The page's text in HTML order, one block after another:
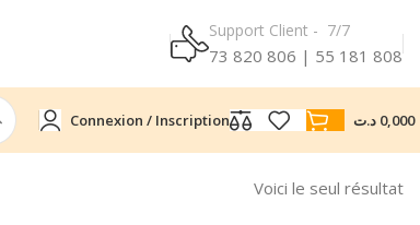
Support Client - 7/7
73 820 806 | 55 181 808
Connexion / Inscription 0,000 د.ت
Voici le seul résultat